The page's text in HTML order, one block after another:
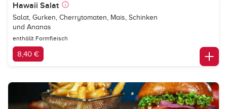
Hawaii Salat
Salat, Gurken, Cherrytomaten, Mais, Schinken
und Ananas
enthällt Formfleisch
8,40 €